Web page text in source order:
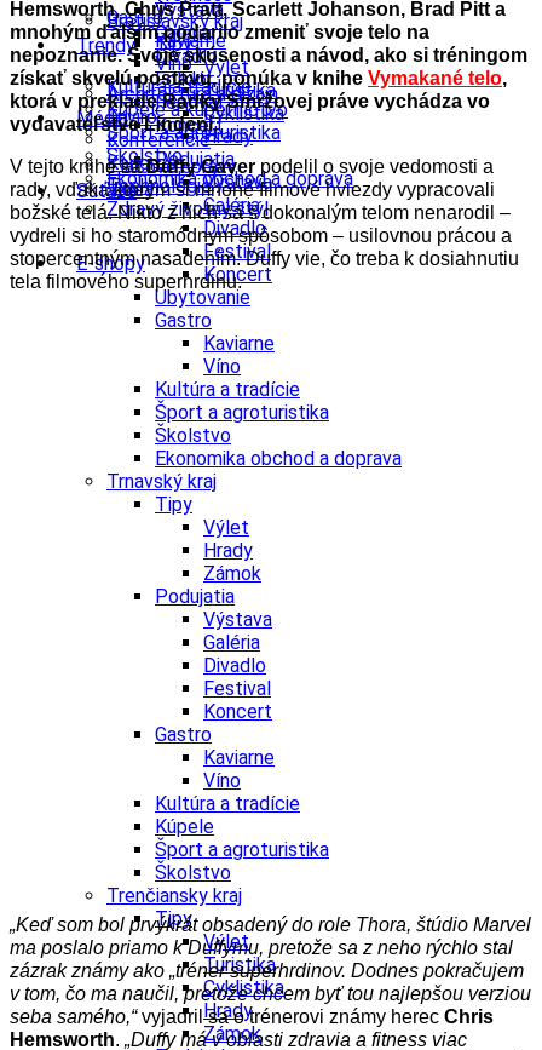
Výstava
Galéria
Divadlo
Folklór
Festival
Koncert
Gastro
Kaviarne
Víno
Kultúra a tradície
Kúpele a kúpeľníctvo
Šport a agroturistika
Školstvo
Ekonomika obchod a doprava
Bratislavský kraj
Tipy
Výlet
Turistika
Cyklistika
Hrady
Podujatia
Výstava
Galéria
Divadlo
Festival
Koncert
Ubytovanie
Gastro
Kaviarne
Víno
Kultúra a tradície
Šport a agroturistika
Školstvo
Ekonomika obchod a doprava
Trnavský kraj
Tipy
Výlet
Hrady
Zámok
Podujatia
Výstava
Galéria
Divadlo
Festival
Koncert
Gastro
Kaviarne
Víno
Kultúra a tradície
Kúpele
Šport a agroturistika
Školstvo
Trenčiansky kraj
Tipy
Výlet
Turistika
Cyklistika
Hrady
Zámok
Trendy
Architektúra a dizajn
Enviro
Konferencie
Kongres
Technológie
Zdravý životný štýl
Médiá
Tlačové správy
Videá
Súťaže
E-shopy
Hemsworth, Chris Pratt, Scarlett Johanson, Brad Pitt a
mnohým ďalším podarilo zmeniť svoje telo na
nepoznanie. Svoje skúsenosti a návod, ako si tréningom
získať skvelú postavu, ponúka v knihe Vymakané telo,
ktorá v preklade Radky Smržovej práve vychádza vo
vydavateľstve Lindeni.
V tejto knihe saDuffy Gaver podelil o svoje vedomosti a
rady, vďaka ktorým si mnohé filmové hviezdy vypracovali
božské telá. Nikto z nich sa s dokonalým telom nenarodil –
vydreli si ho staromódnym spôsobom – usilovnou prácou a
stopercentným nasadením. Duffy vie, čo treba k dosiahnutiu
tela filmového superhrdinu.
„Keď som bol prvýkrát obsadený do role Thora, štúdio Marvel
ma poslalo priamo k Duffymu, pretože sa z neho rýchlo stal
zázrak známy ako „tréner superhrdinov. Dodnes pokračujem
v tom, čo ma naučil, pretože chcem byť tou najlepšou verziou
seba samého,“vyjadril sa o trénerovi známy herec Chris
Hemsworth. „Duffy má v oblasti zdravia a fitness viac